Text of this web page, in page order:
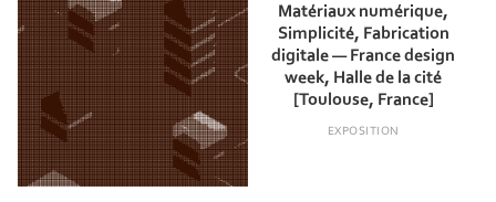
Matériaux numérique,
Simplicité, Fabrication
digitale — France design
week, Halle de la cité
[Toulouse, France]
EXPOSITION